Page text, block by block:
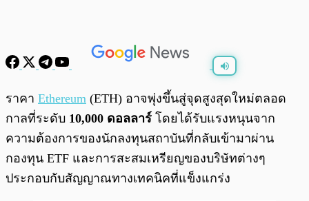
0:00 /
ราคา Ethereum (ETH) อาจพุ่งขึ้นสู่จุดสูงสุดใหม่ตลอด
กาลที่ระดับ 10,000 ดอลลาร์ โดยได้รับแรงหนุนจาก
ความต้องการของนักลงทุนสถาบันที่กลับเข้ามาผ่าน
กองทุน ETF และการสะสมเหรียญของบริษัทต่างๆ
ประกอบกับสัญญาณทางเทคนิคที่แข็งแกร่ง